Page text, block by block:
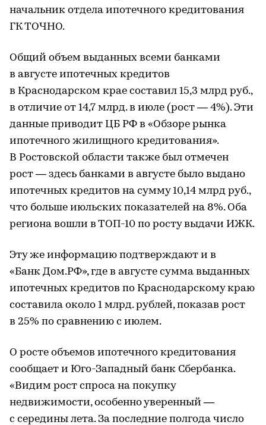
начальник отдела ипотечного кредитования
ГК ТОЧНО.
Общий объем выданных всеми банками
в августе ипотечных кредитов
в Краснодарском крае составил 15,3 млрд руб.,
в отличие от 14,7 млрд. в июле (рост — 4%). Эти
данные приводит ЦБ РФ в «Обзоре рынка
ипотечного жилищного кредитования».
В Ростовской области также был отмечен
рост — здесь банками в августе было выдано
ипотечных кредитов на сумму 10,14 млрд руб.,
что больше июльских показателей на 8%. Оба
региона вошли в ТОП-10 по росту выдачи ИЖК.
Эту же информацию подтверждают и в
«Банк Дом.РФ», где в августе сумма выданных
ипотечных кредитов по Краснодарскому краю
составила около 1 млрд. рублей, показав рост
в 25% по сравнению с июлем.
О росте объемов ипотечного кредитования
сообщает и Юго-Западный банк Сбербанка.
«Видим рост спроса на покупку
недвижимости, особенно уверенный —
с середины лета. За последние полгода число